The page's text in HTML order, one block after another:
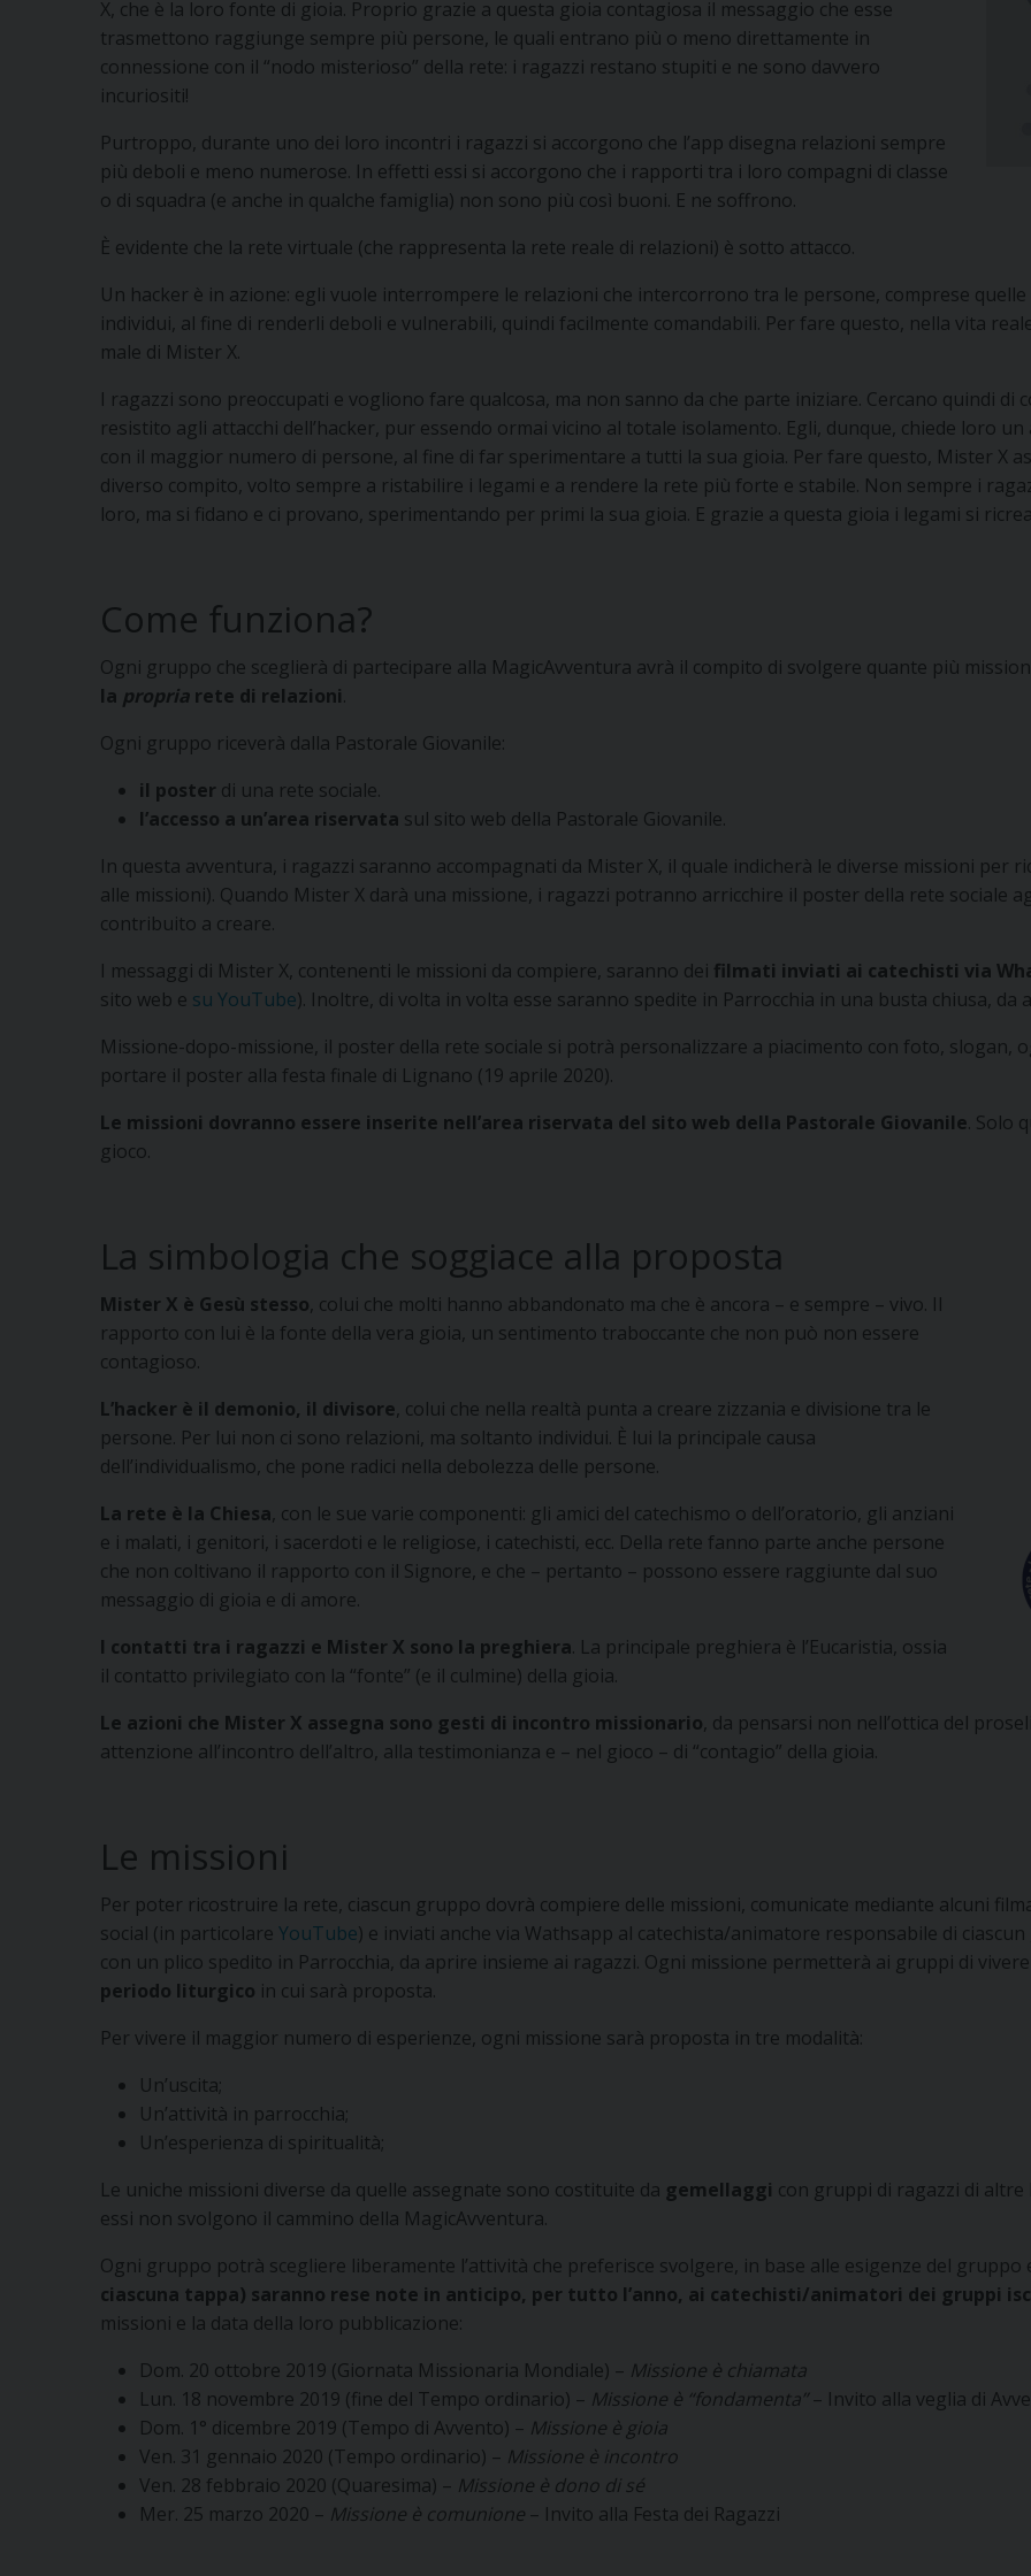
X, che è la loro fonte di gioia. Proprio grazie a questa gioia contagiosa il messaggio che esse
trasmettono raggiunge sempre più persone, le quali entrano più o meno direttamente in
connessione con il “nodo misterioso” della rete: i ragazzi restano stupiti e ne sono davvero
incuriositi!
Purtroppo, durante uno dei loro incontri i ragazzi si accorgono che l’app disegna relazioni sempre
più deboli e meno numerose. In effetti essi si accorgono che i rapporti tra i loro compagni di classe
o di squadra (e anche in qualche famiglia) non sono più così buoni. E ne soffrono.
È evidente che la rete virtuale (che rappresenta la rete reale di relazioni) è sotto attacco.
Un hacker è in azione: egli vuole interrompere le relazioni che intercorrono tra le persone, comprese
individui, al fine di renderli deboli e vulnerabili, quindi facilmente comandabili. Per fare questo, nella vita
male di Mister X.
I ragazzi sono preoccupati e vogliono fare qualcosa, ma non sanno da che parte iniziare. Cercano quindi
resistito agli attacchi dell’hacker, pur essendo ormai vicino al totale isolamento. Egli, dunque, chiede loro
con il maggior numero di persone, al fine di far sperimentare a tutti la sua gioia. Per fare questo, Mister X
diverso compito, volto sempre a ristabilire i legami e a rendere la rete più forte e stabile. Non sempre i
loro, ma si fidano e ci provano, sperimentando per primi la sua gioia. E grazie a questa gioia i legami si
Come funziona?
Ogni gruppo che sceglierà di partecipare alla MagicAvventura avrà il compito di svolgere quante più
la propria rete di relazioni.
Ogni gruppo riceverà dalla Pastorale Giovanile:
il poster di una rete sociale.
l’accesso a un’area riservata sul sito web della Pastorale Giovanile.
In questa avventura, i ragazzi saranno accompagnati da Mister X, il quale indicherà le diverse missioni per
alle missioni). Quando Mister X darà una missione, i ragazzi potranno arricchire il poster della rete sociale
contribuito a creare.
I messaggi di Mister X, contenenti le missioni da compiere, saranno dei filmati inviati ai catechisti via
sito web e su YouTube). Inoltre, di volta in volta esse saranno spedite in Parrocchia in una busta chiusa, da
Missione-dopo-missione, il poster della rete sociale si potrà personalizzare a piacimento con foto, slogan,
portare il poster alla festa finale di Lignano (19 aprile 2020).
Le missioni dovranno essere inserite nell’area riservata del sito web della Pastorale Giovanile. Solo
gioco.
La simbologia che soggiace alla proposta
Mister X è Gesù stesso, colui che molti hanno abbandonato ma che è ancora – e sempre – vivo. Il
rapporto con lui è la fonte della vera gioia, un sentimento traboccante che non può non essere
contagioso.
L’hacker è il demonio, il divisore, colui che nella realtà punta a creare zizzania e divisione tra le
persone. Per lui non ci sono relazioni, ma soltanto individui. È lui la principale causa
dell’individualismo, che pone radici nella debolezza delle persone.
La rete è la Chiesa, con le sue varie componenti: gli amici del catechismo o dell’oratorio, gli anziani
e i malati, i genitori, i sacerdoti e le religiose, i catechisti, ecc. Della rete fanno parte anche persone
che non coltivano il rapporto con il Signore, e che – pertanto – possono essere raggiunte dal suo
messaggio di gioia e di amore.
I contatti tra i ragazzi e Mister X sono la preghiera. La principale preghiera è l’Eucaristia, ossia
il contatto privilegiato con la “fonte” (e il culmine) della gioia.
Le azioni che Mister X assegna sono gesti di incontro missionario, da pensarsi non nell’ottica del
attenzione all’incontro dell’altro, alla testimonianza e – nel gioco – di “contagio” della gioia.
Le missioni
Per poter ricostruire la rete, ciascun gruppo dovrà compiere delle missioni, comunicate mediante alcuni
social (in particolare YouTube) e inviati anche via Wathsapp al catechista/animatore responsabile di
con un plico spedito in Parrocchia, da aprire insieme ai ragazzi. Ogni missione permetterà ai gruppi di
periodo liturgico in cui sarà proposta.
Per vivere il maggior numero di esperienze, ogni missione sarà proposta in tre modalità:
Un’uscita;
Un’attività in parrocchia;
Un’esperienza di spiritualità;
Le uniche missioni diverse da quelle assegnate sono costituite da gemellaggi con gruppi di ragazzi di altre
essi non svolgono il cammino della MagicAvventura.
Ogni gruppo potrà scegliere liberamente l’attività che preferisce svolgere, in base alle esigenze del
ciascuna tappa) saranno rese note in anticipo, per tutto l’anno, ai catechisti/animatori dei gruppi
missioni e la data della loro pubblicazione:
Dom. 20 ottobre 2019 (Giornata Missionaria Mondiale) – Missione è chiamata
Lun. 18 novembre 2019 (fine del Tempo ordinario) – Missione è “fondamenta”– Invito alla veglia di
Dom. 1° dicembre 2019 (Tempo di Avvento) – Missione è gioia
Ven. 31 gennaio 2020 (Tempo ordinario) – Missione è incontro
Ven. 28 febbraio 2020 (Quaresima) – Missione è dono di sé
Mer. 25 marzo 2020 – Missione è comunione – Invito alla Festa dei Ragazzi